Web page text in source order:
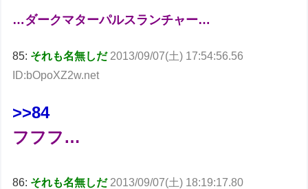
…ダークマターパルスランチャー…
85: それも名無しだ 2013/09/07(土) 17:54:56.56
ID:bOpoXZ2w.net
>>84
フフフ…
86: それも名無しだ 2013/09/07(土) 18:19:17.80